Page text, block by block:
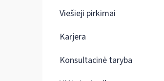
Viešieji pirkimai
Karjera
Konsultacinė taryba